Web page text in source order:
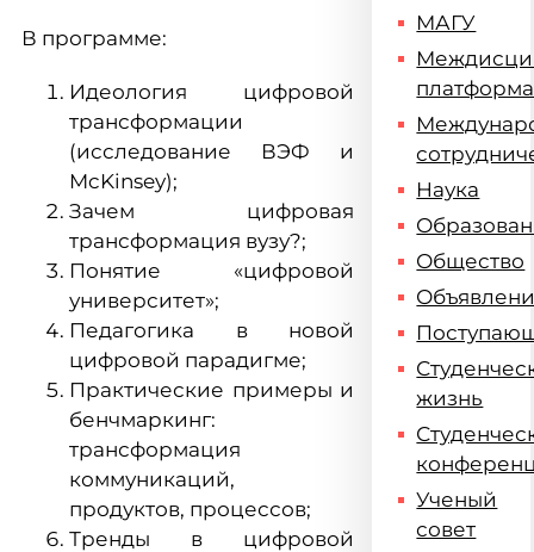
В программе:
Идеология цифровой
трансформации
(исследование ВЭФ и
McKinsey);
Зачем цифровая
трансформация вузу?;
Понятие «цифровой
университет»;
Педагогика в новой
цифровой парадигме;
Практические примеры и
бенчмаркинг:
трансформация
коммуникаций,
продуктов, процессов;
Тренды в цифровой
МАГУ
платформа
Наука
Общество
жизнь
Ученый
совет